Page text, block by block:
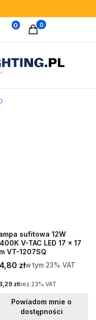
0 Produkty w
sufitowa 12W
V-TAC LED 17 x 17
VT-1207SQ
brutto
złw tym %s VAT
w tym 23% VAT
netto
złbez 23% VAT
Powiadom mnie o
dostępności